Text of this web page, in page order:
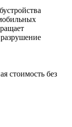
стоимость без